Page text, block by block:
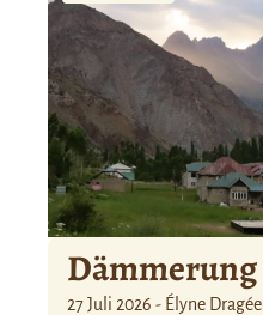
Dämmerung
27 Juli 2026 - Élyne Dragée